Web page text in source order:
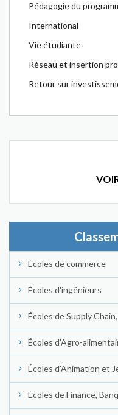
Pédagogie du
International
Vie étudiante
Réseau et insertion
Retour sur
Écoles de commerce
Écoles d'ingénieurs
Écoles de Supply
Écoles d'Agro-
Écoles d'Animation et
Écoles de Finance,